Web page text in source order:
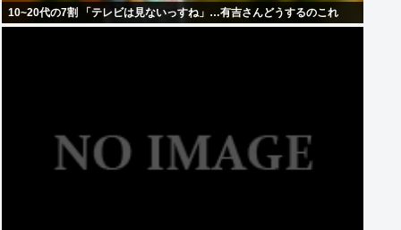
10~20代の7割 「テレビは見ないっすね」…有吉さんどうするのこれ